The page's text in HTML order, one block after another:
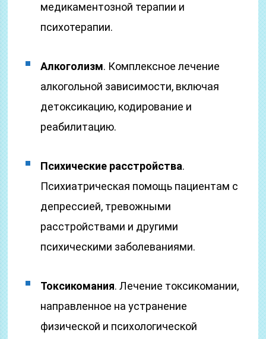
медикаментозной терапии и
психотерапии.
Алкоголизм. Комплексное лечение
алкогольной зависимости, включая
детоксикацию, кодирование и
реабилитацию.
Психические расстройства.
Психиатрическая помощь пациентам с
депрессией, тревожными
расстройствами и другими
психическими заболеваниями.
Токсикомания. Лечение токсикомании,
направленное на устранение
физической и психологической